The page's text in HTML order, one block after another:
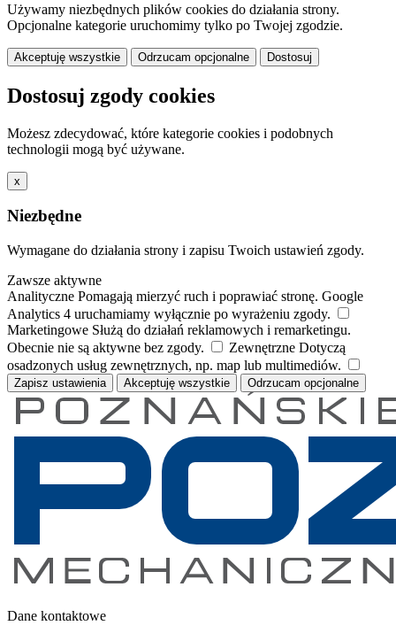
Używamy niezbędnych plików cookies do działania strony.
Opcjonalne kategorie uruchomimy tylko po Twojej zgodzie.
Akceptuję wszystkie Odrzucam opcjonalne Dostosuj
Dostosuj zgody cookies
Możesz zdecydować, które kategorie cookies i podobnych
technologii mogą być używane.
x
Niezbędne
Wymagane do działania strony i zapisu Twoich ustawień zgody.
Zawsze aktywne
Analityczne Pomagają mierzyć ruch i poprawiać stronę. Google
Analytics 4 uruchamiamy wyłącznie po wyrażeniu zgody.
Marketingowe Służą do działań reklamowych i remarketingu.
Obecnie nie są aktywne bez zgody.
Zewnętrzne Dotyczą
osadzonych usług zewnętrznych, np. map lub multimediów.
Zapisz ustawienia Akceptuję wszystkie Odrzucam opcjonalne
Dane kontaktowe